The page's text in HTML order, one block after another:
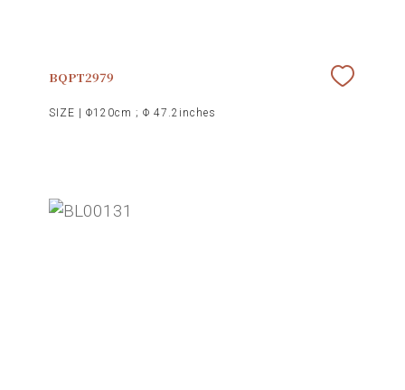
BQPT2979
SIZE | Φ120cm ; Φ 47.2inches